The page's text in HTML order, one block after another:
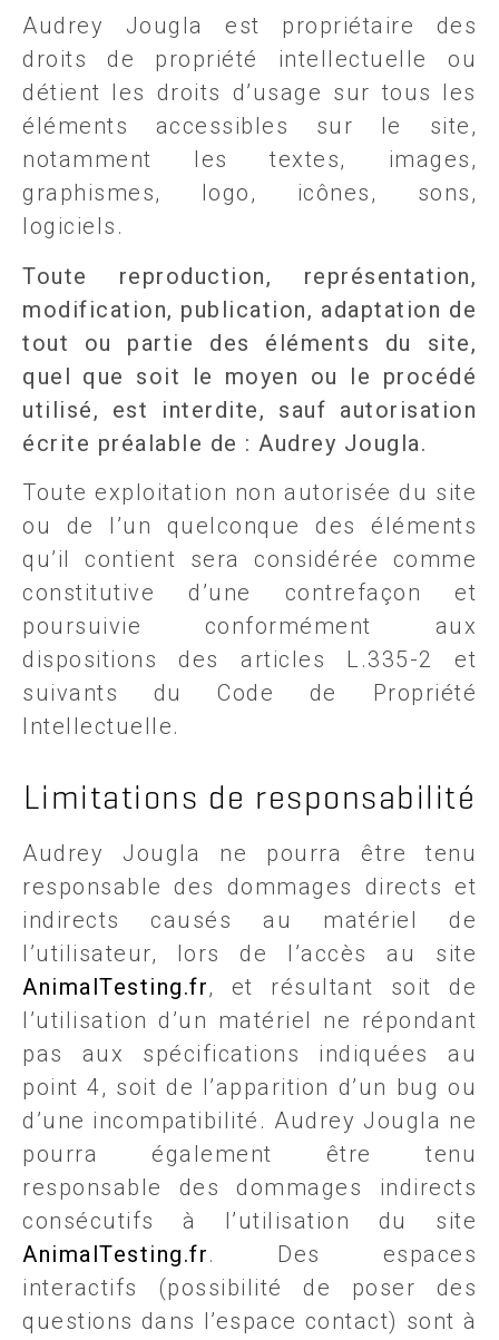
Audrey Jougla est propriétaire des
droits de propriété intellectuelle ou
détient les droits d’usage sur tous les
éléments accessibles sur le site,
notamment les textes, images,
graphismes, logo, icônes, sons,
logiciels.
Toute reproduction, représentation,
modification, publication, adaptation de
tout ou partie des éléments du site,
quel que soit le moyen ou le procédé
utilisé, est interdite, sauf autorisation
écrite préalable de : Audrey Jougla.
Toute exploitation non autorisée du site
ou de l’un quelconque des éléments
qu’il contient sera considérée comme
constitutive d’une contrefaçon et
poursuivie conformément aux
dispositions des articles L.335-2 et
suivants du Code de Propriété
Intellectuelle.
Limitations de responsabilité
Audrey Jougla ne pourra être tenu
responsable des dommages directs et
indirects causés au matériel de
l’utilisateur, lors de l’accès au site
AnimalTesting.fr, et résultant soit de
l’utilisation d’un matériel ne répondant
pas aux spécifications indiquées au
point 4, soit de l’apparition d’un bug ou
d’une incompatibilité. Audrey Jougla ne
pourra également être tenu
responsable des dommages indirects
consécutifs à l’utilisation du site
AnimalTesting.fr. Des espaces
interactifs (possibilité de poser des
questions dans l’espace contact) sont à